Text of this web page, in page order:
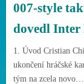
007-style
dovedl Inter
1. Úvod Cristian
ukončení hráčské
tým na zcela novo…